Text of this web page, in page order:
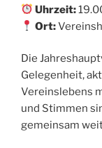
Uhrzeit:
Ort:
Die
Gelegenheit,
Vereinslebens
und Stimmen
gemeinsam